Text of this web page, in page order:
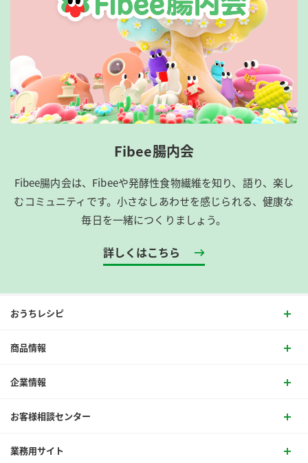
Fibee腸内会
Fibee腸内会は、​Fibeeや発酵性食物繊維を知り、語り、楽し
むコミュニティです。​小さなしあわせを感じられる、健康な
毎日を一緒につくりましょう。
詳しくはこちら
おうちレシピ
商品情報
企業情報
お客様相談センター
業務用サイト